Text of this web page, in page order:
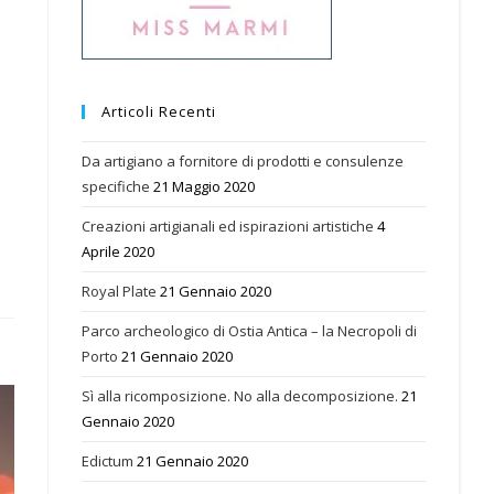
Articoli Recenti
Da artigiano a fornitore di prodotti e consulenze
specifiche 21 Maggio 2020
Creazioni artigianali ed ispirazioni artistiche 4
Aprile 2020
Royal Plate 21 Gennaio 2020
Parco archeologico di Ostia Antica – la Necropoli di
Porto 21 Gennaio 2020
Sì alla ricomposizione. No alla decomposizione. 21
Gennaio 2020
Edictum 21 Gennaio 2020